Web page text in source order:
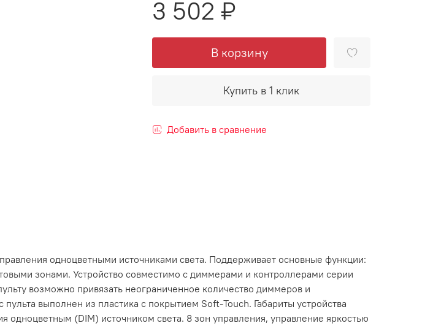
3 502 ₽
В корзину
Купить в 1 клик
Добавить в сравнение
одноцветными источниками света. Поддерживает основные функции:
зонами. Устройство совместимо с диммерами и контроллерами серии
возможно привязать неограниченное количество диммеров и
выполнен из пластика с покрытием Soft-Touch. Габариты устройства
одноцветным (DIM) источником света. 8 зон управления, управление яркостью